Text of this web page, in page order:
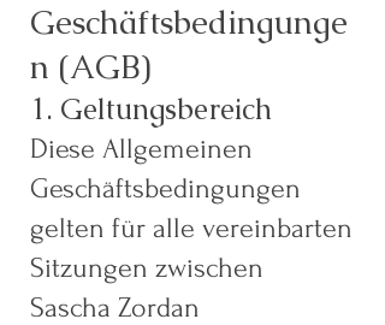
Geschäftsbedingunge
n (AGB)
1. Geltungsbereich
Diese Allgemeinen
Geschäftsbedingungen
gelten für alle vereinbarten
Sitzungen zwischen
Sascha Zordan